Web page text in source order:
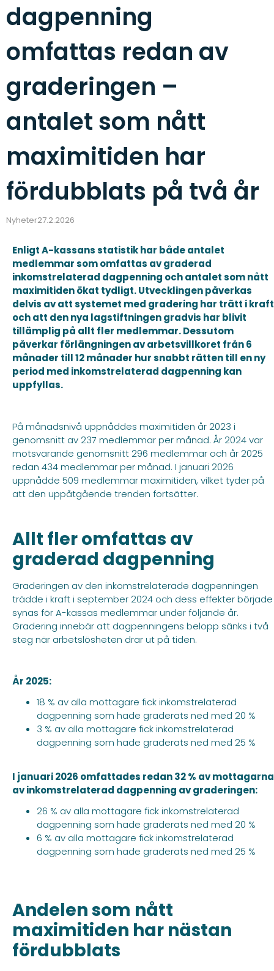
dagpenning
omfattas redan av
graderingen –
antalet som nått
maximitiden har
fördubblats på två år
Nyheter27.2.2026
Enligt A-kassans statistik har både antalet
medlemmar som omfattas av graderad
inkomstrelaterad dagpenning och antalet som nått
maximitiden ökat tydligt. Utvecklingen påverkas
delvis av att systemet med gradering har trätt i kraft
och att den nya lagstiftningen gradvis har blivit
tillämplig på allt fler medlemmar. Dessutom
påverkar förlängningen av arbetsvillkoret från 6
månader till 12 månader hur snabbt rätten till en ny
period med inkomstrelaterad dagpenning kan
uppfyllas.
På månadsnivå uppnåddes maximitiden år 2023 i
genomsnitt av 237 medlemmar per månad. År 2024 var
motsvarande genomsnitt 296 medlemmar och år 2025
redan 434 medlemmar per månad. I januari 2026
uppnådde 509 medlemmar maximitiden, vilket tyder på
att den uppåtgående trenden fortsätter.
Allt fler omfattas av
graderad dagpenning
Graderingen av den inkomstrelaterade dagpenningen
trädde i kraft i september 2024 och dess effekter började
synas för A-kassas medlemmar under följande år.
Gradering innebär att dagpenningens belopp sänks i två
steg när arbetslösheten drar ut på tiden.
År 2025:
18 % av alla mottagare fick inkomstrelaterad
dagpenning som hade graderats ned med 20 %
3 % av alla mottagare fick inkomstrelaterad
dagpenning som hade graderats ned med 25 %
I januari 2026 omfattades redan 32 % av mottagarna
av inkomstrelaterad dagpenning av graderingen:
26 % av alla mottagare fick inkomstrelaterad
dagpenning som hade graderats ned med 20 %
6 % av alla mottagare fick inkomstrelaterad
dagpenning som hade graderats ned med 25 %
Andelen som nått
maximitiden har nästan
fördubblats